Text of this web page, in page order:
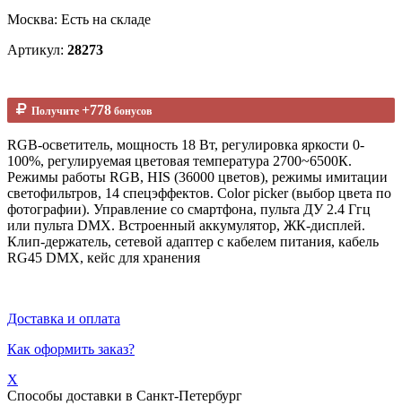
Москва: Есть на складе
Артикул: 28273
Получите +778 бонусов
RGB-осветитель, мощность 18 Вт, регулировка яркости 0-
100%, регулируемая цветовая температура 2700~6500К.
Режимы работы RGB, HIS (36000 цветов), режимы имитации
светофильтров, 14 спецэффектов. Color picker (выбор цвета по
фотографии). Управление со смартфона, пульта ДУ 2.4 Ггц
или пульта DMX. Встроенный аккумулятор, ЖК-дисплей.
Клип-держатель, сетевой адаптер с кабелем питания, кабель
RG45 DMX, кейс для хранения
Доставка и оплата
Как оформить заказ?
X
Способы доставки в Санкт-Петербург